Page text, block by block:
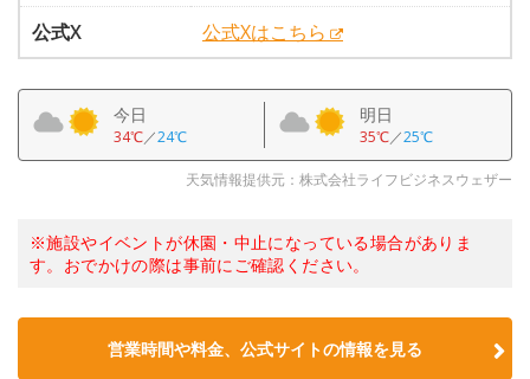
公式X
公式Xはこちら
今日
34℃／24℃
明日
35℃／25℃
天気情報提供元：株式会社ライフビジネスウェザー
※施設やイベントが休園・中止になっている場合がありま
す。おでかけの際は事前にご確認ください。
営業時間や料金、公式サイトの情報を見る